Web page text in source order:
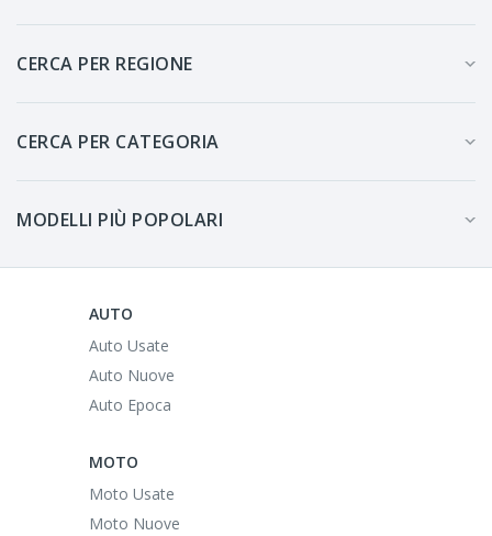
CERCA PER REGIONE
CERCA PER CATEGORIA
MODELLI PIÙ POPOLARI
AUTO
Auto Usate
Auto Nuove
Auto Epoca
MOTO
Moto Usate
Moto Nuove